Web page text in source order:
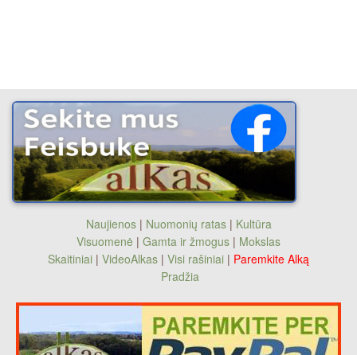
Naujienos| Nuomonių ratas| Kultūra
Visuomenė | Gamta ir žmogus | Mokslas
Skaitiniai | VideoAlkas | Visi rašiniai | Paremkite Alką
Pradžia